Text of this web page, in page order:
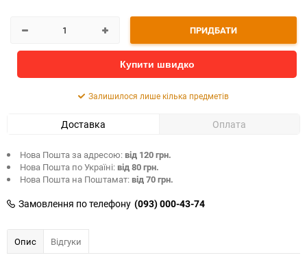
ПРИДБАТИ
Купити швидко
Залишилося лише кілька предметів
Доставка Оплата
Нова Пошта за адресою:від 120 грн.
Нова Пошта по Україні:від 80 грн.
Нова Пошта на Поштамат:від 70 грн.
Замовлення по телефону (093) 000-43-74
Опис Відгуки